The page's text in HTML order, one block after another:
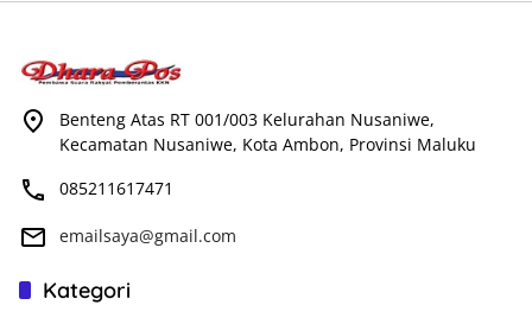
Benteng Atas RT 001/003 Kelurahan Nusaniwe,
Kecamatan Nusaniwe, Kota Ambon, Provinsi Maluku
085211617471
emailsaya@gmail.com
Kategori